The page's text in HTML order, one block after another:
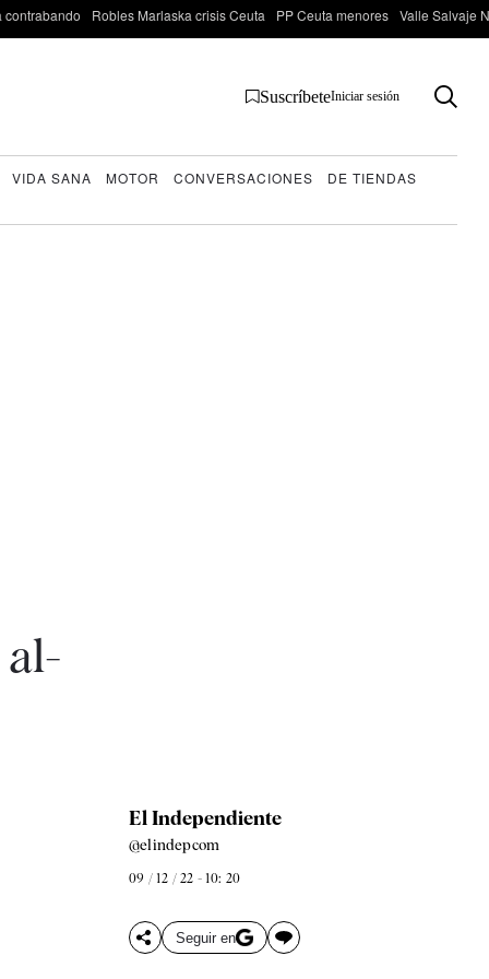
contrabando Robles Marlaska crisis Ceuta PP Ceuta menores Valle Salvaje
SuscríbeteIniciar sesión
VIDA SANA MOTOR CONVERSACIONES
DE TIENDAS
al-
El Independiente
@elindepcom
09 / 12 / 22 - 10: 20
Seguir en